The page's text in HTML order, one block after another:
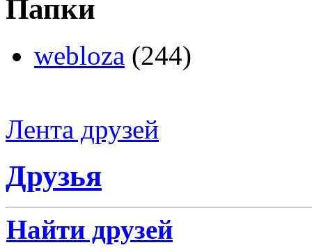
Папки
webloza (244)
Лента друзей
Друзья
Найти друзей